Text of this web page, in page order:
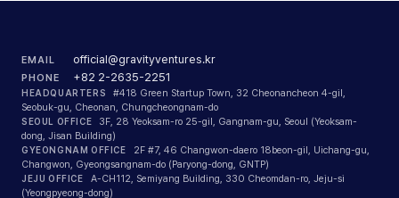
EMAIL official@gravityventures.kr
PHONE +82 2-2635-2251
HEADQUARTERS
#418 Green Startup Town, 32 Cheonancheon 4-gil,
Seobuk-gu, Cheonan, Chungcheongnam-do
SEOUL OFFICE
3F, 28 Yeoksam-ro 25-gil, Gangnam-gu, Seoul (Yeoksam-
dong, Jisan Building)
GYEONGNAM OFFICE
2F #7, 46 Changwon-daero 18beon-gil, Uichang-gu,
Changwon, Gyeongsangnam-do (Paryong-dong, GNTP)
JEJU OFFICE
A-CH112, Semiyang Building, 330 Cheomdan-ro, Jeju-si
(Yeongpyeong-dong)